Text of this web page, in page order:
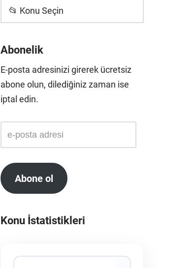
📂 Konu Seçin
Abonelik
E-posta adresinizi girerek ücretsiz
abone olun, dilediğiniz zaman ise
iptal edin.
Abone ol
Konu İstatistikleri